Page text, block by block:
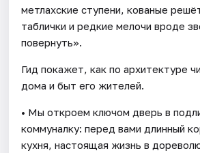
метлахские ступени, кованые
таблички и редкие мелочи вроде
повернуть».
Гид покажет, как по архитектуре
дома и быт его жителей.
• Мы откроем ключом дверь в
коммуналку: перед вами длинный
кухня, настоящая жизнь в